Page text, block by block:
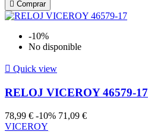
 Comprar
-10%
No disponible
 Quick view
RELOJ VICEROY 46579-17
78,99 € -10% 71,09 €
VICEROY